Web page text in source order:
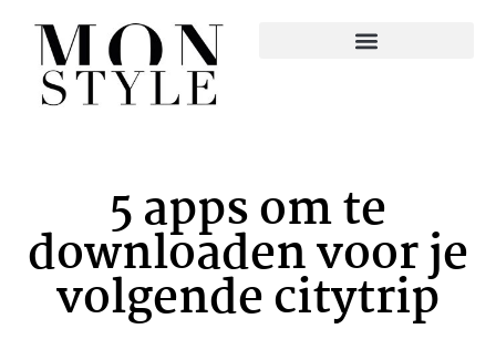
5 apps om te
downloaden voor je
volgende citytrip